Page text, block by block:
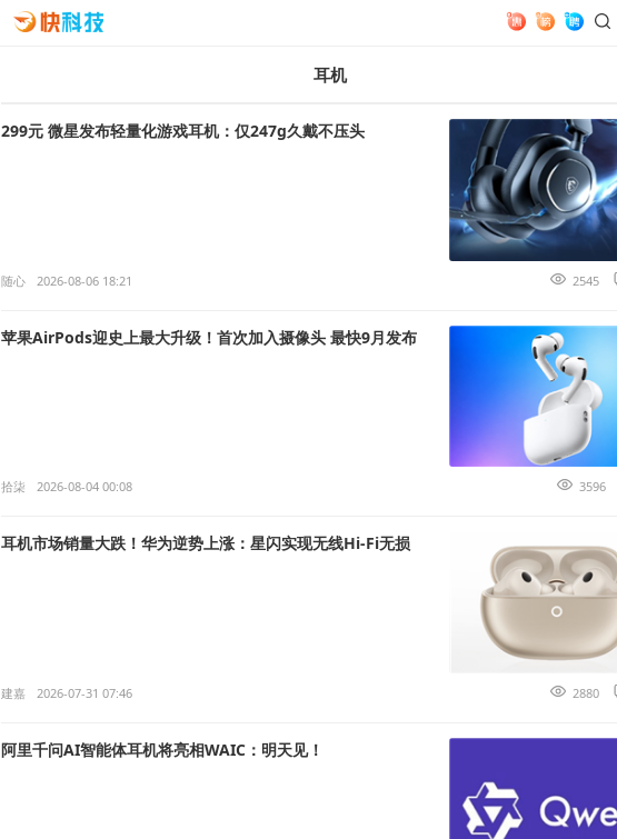
耳机
299元 微星发布轻量化游戏耳机：仅247g久戴不压头
随心 2026-08-06 18:21 2545
苹果AirPods迎史上最大升级！首次加入摄像头 最快9月发布
拾柒 2026-08-04 00:08 3596
耳机市场销量大跌！华为逆势上涨：星闪实现无线Hi-Fi无损
建嘉 2026-07-31 07:46 2880
阿里千问AI智能体耳机将亮相WAIC：明天见！